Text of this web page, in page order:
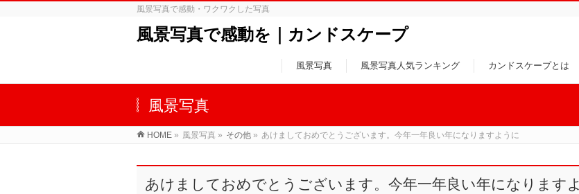
風景写真で感動・ワクワクした写真
風景写真で感動を｜カンドスケープ
風景写真 風景写真人気ランキング カンドスケープとは
風景写真
HOME » 風景写真 » その他 » あけましておめでとうございます。今年一年良い年になりますように
あけましておめでとうございます。今年一年良い年になりますよ